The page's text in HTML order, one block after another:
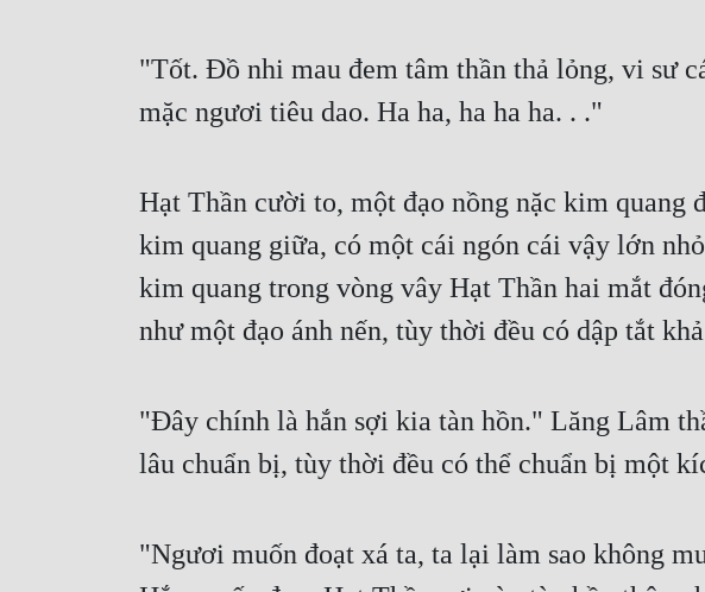
"Tốt. Đồ nhi mau đem tâm thần thả lỏng, vi sư
mặc ngươi tiêu dao. Ha ha, ha ha ha. . ."
Hạt Thần cười to, một đạo nồng nặc kim
kim quang giữa, có một cái ngón cái vậy lớn
kim quang trong vòng vây Hạt Thần hai mắt
như một đạo ánh nến, tùy thời đều có dập tắt
"Đây chính là hắn sợi kia tàn hồn." Lăng Lâm
lâu chuẩn bị, tùy thời đều có thể chuẩn bị một
"Ngươi muốn đoạt xá ta, ta lại làm sao không